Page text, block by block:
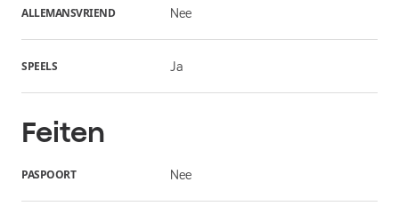
ALLEMANSVRIEND Nee
SPEELS Ja
Feiten
PASPOORT Nee